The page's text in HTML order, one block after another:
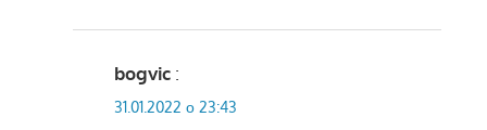
bogvic :
31.01.2022 о 23:43